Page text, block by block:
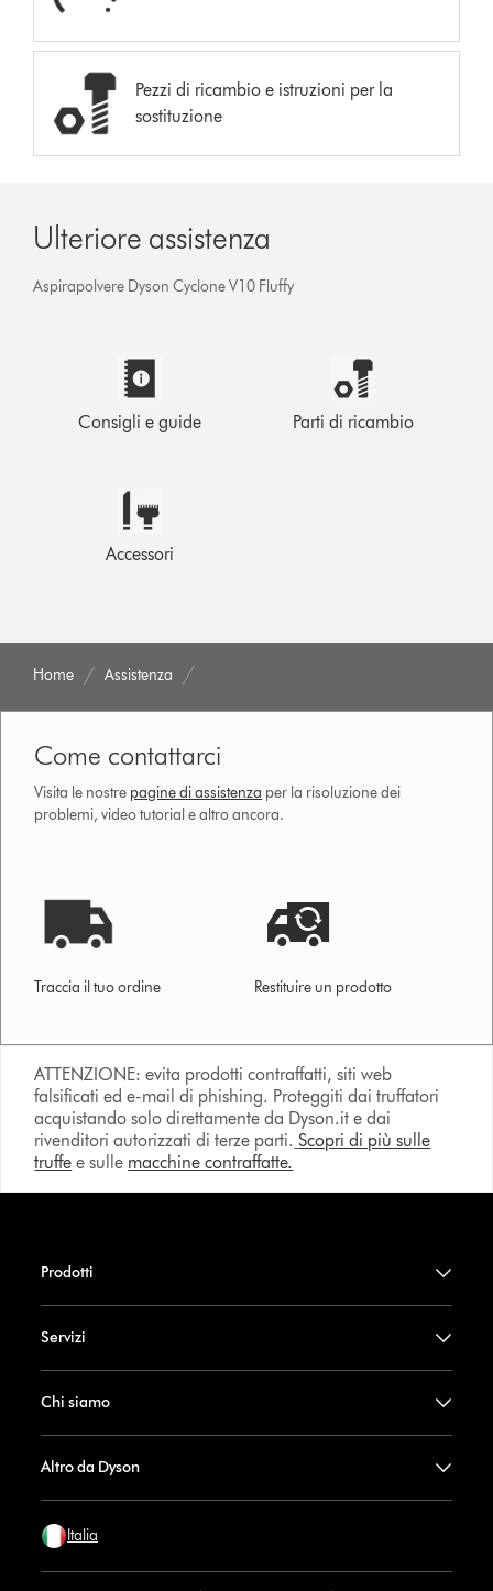
Pezzi di ricambio e istruzioni per la
sostituzione
Ulteriore assistenza
Aspirapolvere Dyson Cyclone V10 Fluffy
Consigli e guide Parti di ricambio
Accessori
Home Assistenza
Come contattarci
Visita le nostre pagine di assistenza per la risoluzione dei
problemi, video tutorial e altro ancora.
Traccia il tuo ordine Restituire un prodotto
ATTENZIONE: evita prodotti contraffatti, siti web
falsificati ed e-mail di phishing. Proteggiti dai truffatori
acquistando solo direttamente da Dyson.it e dai
rivenditori autorizzati di terze parti. Scopri di più sulle
truffe e sulle macchine contraffatte.
Prodotti
Servizi
Chi siamo
Altro da Dyson
Italia